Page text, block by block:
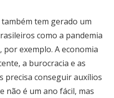
tem gerado um
como a pandemia
por exemplo. A economia
a burocracia e as
precisa conseguir auxílios
não é um ano fácil, mas